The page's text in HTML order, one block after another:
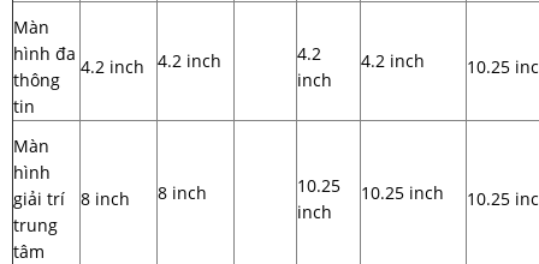
Màn
hình đa
thông
tin
4.2 inch 4.2 inch
4.2
inch
4.2 inch 10.25
Màn
hình
giải trí
trung
tâm
8 inch 8 inch
10.25
inch
10.25 inch 10.25